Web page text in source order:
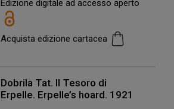
Edizione digitale ad accesso aperto
Acquista edizione cartacea
Dobrila Tat. Il Tesoro di
Erpelle. Erpelle’s hoard. 1921